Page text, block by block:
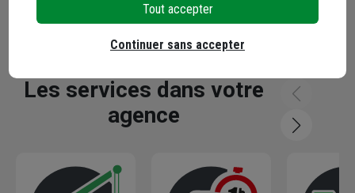
Loading...
Les services dans votre
agence
Tout accepter
Continuer sans accepter